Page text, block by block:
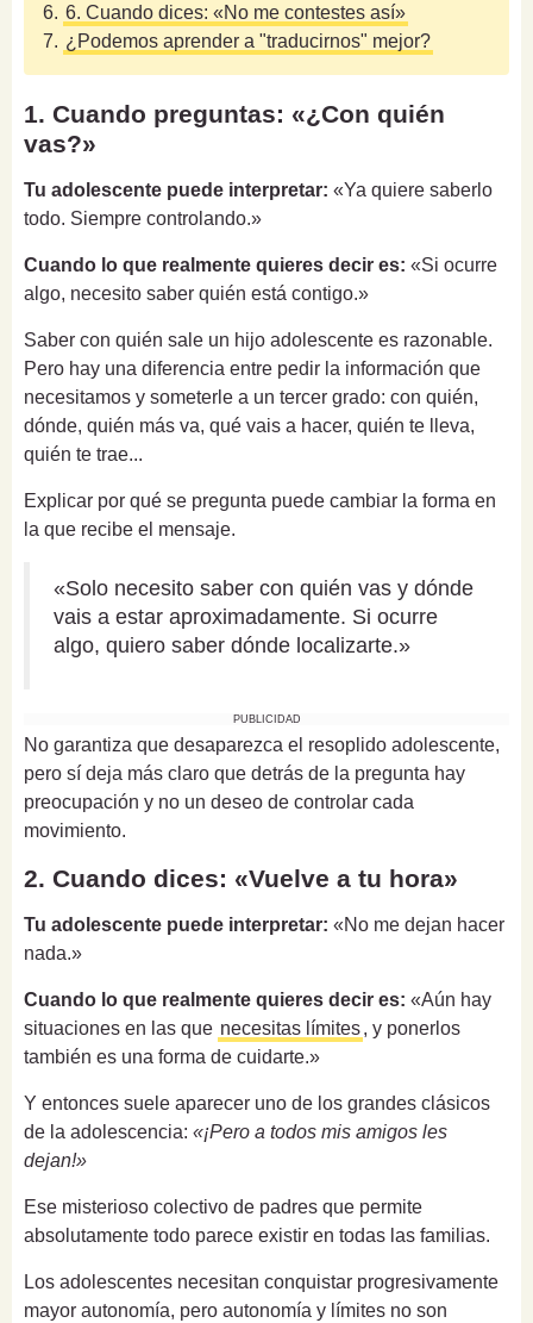
6. 6. Cuando dices: «No me contestes así»
7. ¿Podemos aprender a "traducirnos" mejor?
1. Cuando preguntas: «¿Con quién
vas?»
Tu adolescente puede interpretar: «Ya quiere saberlo
todo. Siempre controlando.»
Cuando lo que realmente quieres decir es: «Si ocurre
algo, necesito saber quién está contigo.»
Saber con quién sale un hijo adolescente es razonable.
Pero hay una diferencia entre pedir la información que
necesitamos y someterle a un tercer grado: con quién,
dónde, quién más va, qué vais a hacer, quién te lleva,
quién te trae...
Explicar por qué se pregunta puede cambiar la forma en
la que recibe el mensaje.
«Solo necesito saber con quién vas y dónde
vais a estar aproximadamente. Si ocurre
algo, quiero saber dónde localizarte.»
PUBLICIDAD
No garantiza que desaparezca el resoplido adolescente,
pero sí deja más claro que detrás de la pregunta hay
preocupación y no un deseo de controlar cada
movimiento.
2. Cuando dices: «Vuelve a tu hora»
Tu adolescente puede interpretar: «No me dejan hacer
nada.»
Cuando lo que realmente quieres decir es: «Aún hay
situaciones en las que necesitas límites, y ponerlos
también es una forma de cuidarte.»
Y entonces suele aparecer uno de los grandes clásicos
de la adolescencia: «¡Pero a todos mis amigos les
dejan!»
Ese misterioso colectivo de padres que permite
absolutamente todo parece existir en todas las familias.
Los adolescentes necesitan conquistar progresivamente
mayor autonomía, pero autonomía y límites no son